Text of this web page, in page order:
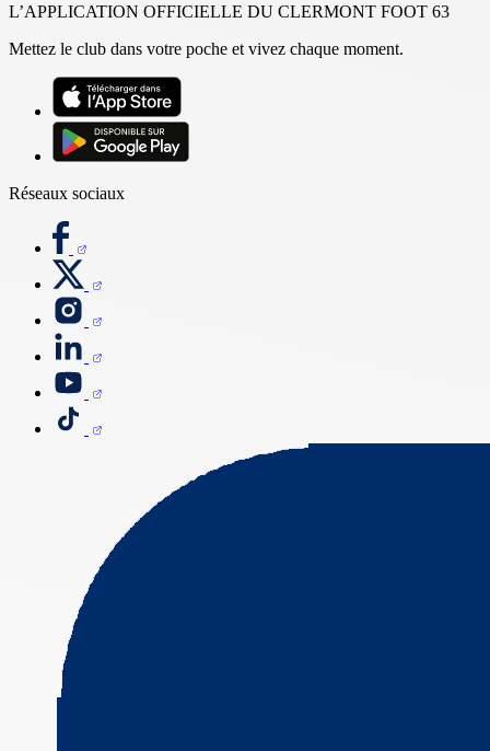
L’APPLICATION OFFICIELLE DU CLERMONT FOOT 63
Mettez le club dans votre poche et vivez chaque moment.
Réseaux sociaux